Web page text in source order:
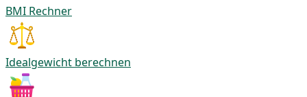
BMI Rechner
Idealgewicht berechnen